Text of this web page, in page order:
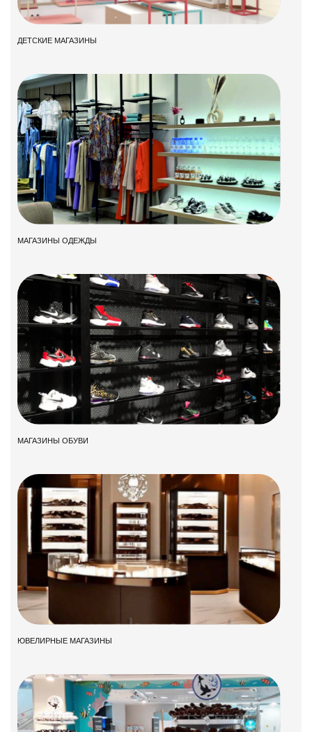
ДЕТСКИЕ МАГАЗИНЫ
МАГАЗИНЫ ОДЕЖДЫ
МАГАЗИНЫ ОБУВИ
ЮВЕЛИРНЫЕ МАГАЗИНЫ